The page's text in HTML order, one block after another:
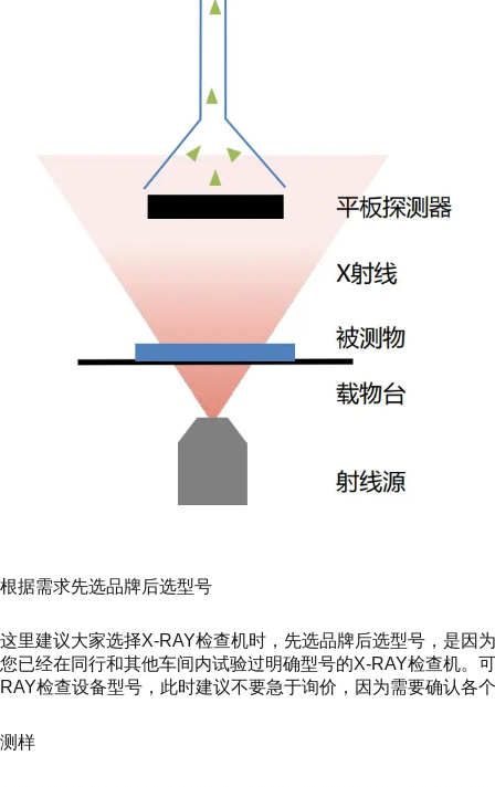
根据需求先选品牌后选型号
这里建议大家选择X-RAY检查机时，先选品牌后选型号，是因
您已经在同行和其他车间内试验过明确型号的X-RAY检查机。
RAY检查设备型号，此时建议不要急于询价，因为需要确认各
测样